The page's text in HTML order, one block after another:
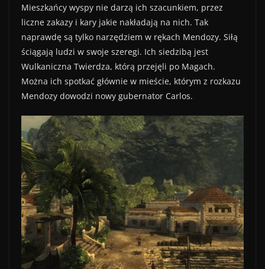
Mieszkańcy wyspy nie darzą ich szacunkiem, przez
liczne zakazy i kary jakie nakładają na nich. Tak
naprawdę są tylko narzędziem w rękach Mendozy. Siłą
ściągają ludzi w swoje szeregi. Ich siedzibą jest
Wulkaniczna Twierdza, którą przejęli po Magach.
Można ich spotkać głównie w mieście, którym z rozkazu
Mendozy dowodzi nowy gubernator Carlos.